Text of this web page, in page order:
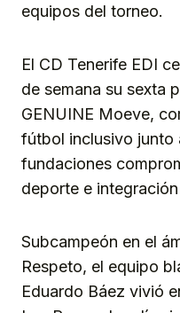
equipos del torneo.
El CD Tenerife EDI
de semana su sexta
GENUINE Moeve,
fútbol inclusivo junto
fundaciones
deporte e
Subcampeón en el
Respeto, el equipo
Eduardo Báez vivió